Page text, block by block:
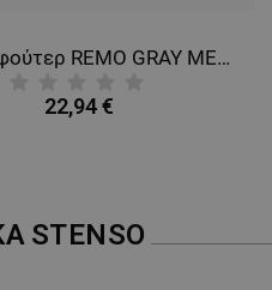
φούτερ REMO GREY
22,94 €
STENSO